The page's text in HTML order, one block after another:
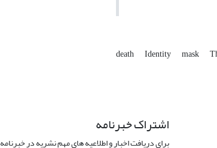
death Identity mask
اشتراک خبرنامه
برای دریافت اخبار و اطلاعیه های مهم نشریه در خبرنامه